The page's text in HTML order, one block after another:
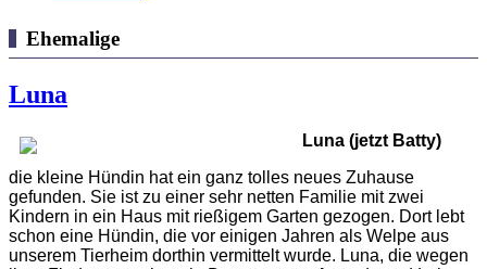
Ehemalige
Luna
Luna (jetzt Batty)
die kleine Hündin hat ein ganz tolles neues Zuhause
gefunden. Sie ist zu einer sehr netten Familie mit zwei
Kindern in ein Haus mit rießigem Garten gezogen. Dort lebt
schon eine Hündin, die vor einigen Jahren als Welpe aus
unserem Tierheim dorthin vermittelt wurde. Luna, die wegen